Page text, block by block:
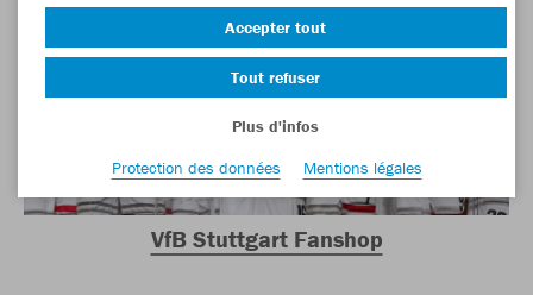
VfB Stuttgart Fanshop
Accepter tout
Tout refuser
Plus d'infos
Protection des données
Mentions légales